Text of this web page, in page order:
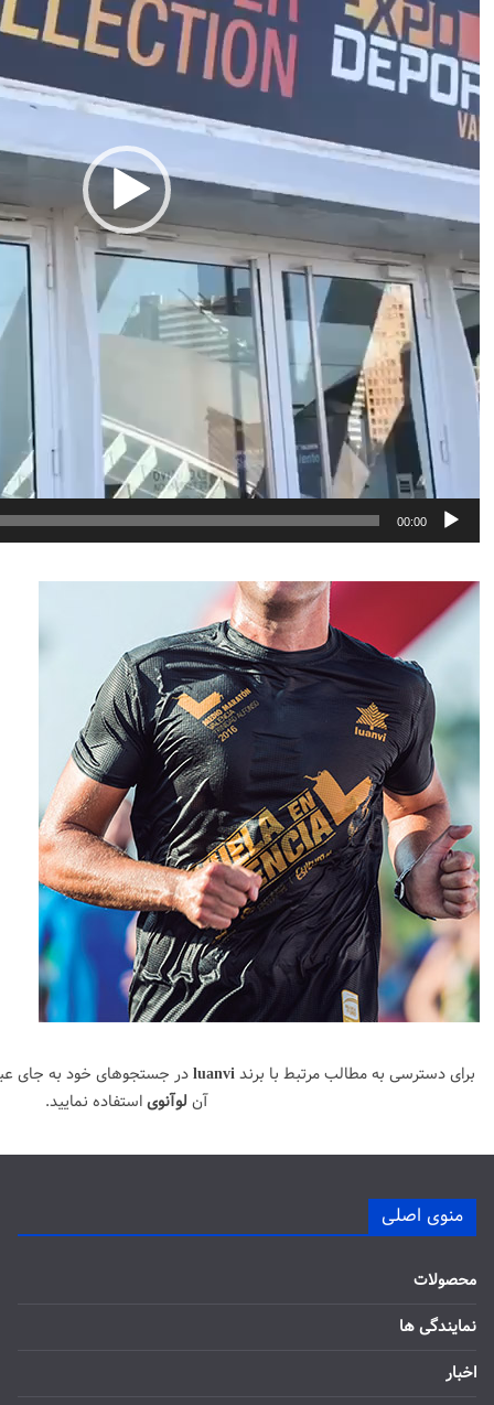
00:00
برای دسترسی به مطالب مرتبط با برندluanviدر جستجوهای خود به جای
آن لوآنویاستفاده نمایید.
منوی اصلی
محصولات
نمایندگی ها
اخبار